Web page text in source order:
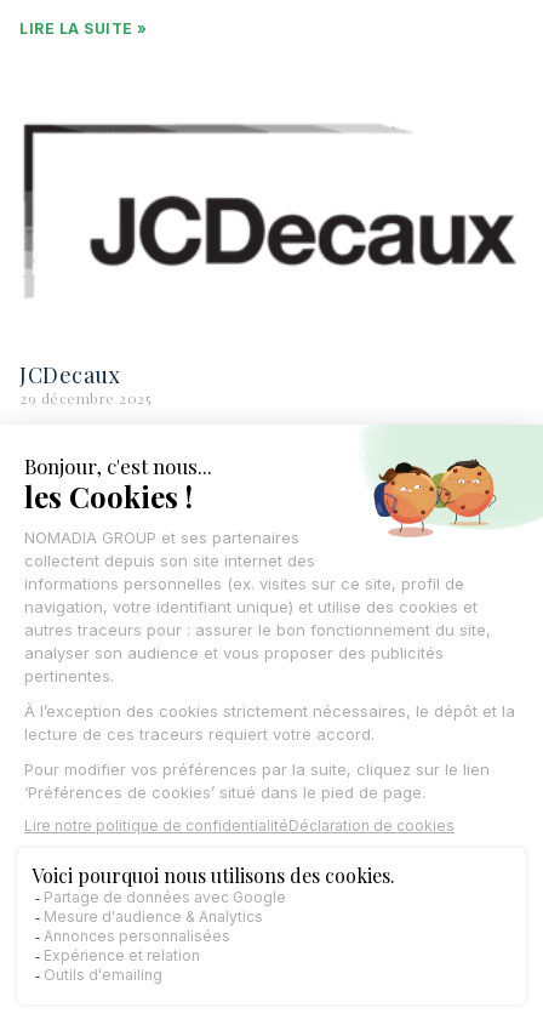
LIRE LA SUITE »
JCDecaux
29 décembre 2025
Thomas Fredon
05/02/2025
Les responsables d'exploitation peuvent s’appuyer sur un
véritable outil d’aide à la prise de décision qui leur permet
d’automatiser l’optimisation des tournées, avec à la clé des